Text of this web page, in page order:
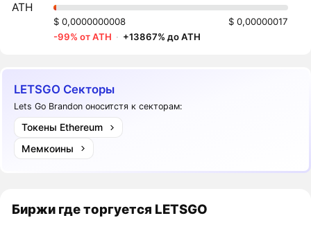
ATH
$ 0,0000000008
$ 0,00000017
-99% от ATH · +13867% до ATH
LETSGO Секторы
Lets Go Brandon оноситстя к секторам:
Токены Ethereum
Мемкоины
Биржи где торгуется LETSGO